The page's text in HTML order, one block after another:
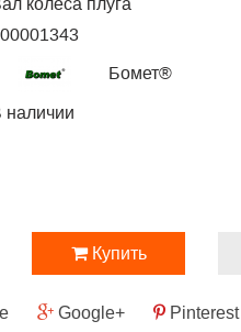
колеса плуга
Бомет®
наличии
Купить
Google+ Pinterest